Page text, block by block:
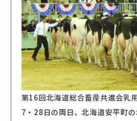
第16回北海道総合畜産共進会乳
7・28日の両日、北海道安平町